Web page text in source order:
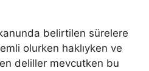
belirtilen sürelere
olurken haklıyken ve
deliller mevcutken bu